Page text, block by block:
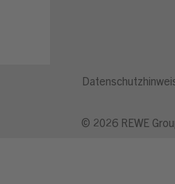
© 2026 REWE